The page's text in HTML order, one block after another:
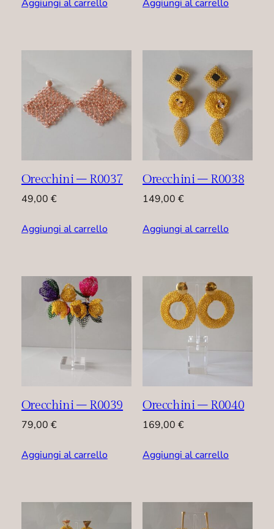
Aggiungi al carrello Aggiungi al carrello
Orecchini – R0037
49,00 €
Aggiungi al carrello
Orecchini – R0038
149,00€
Aggiungi al carrello
Orecchini – R0039
79,00 €
Aggiungi al carrello
Orecchini – R0040
169,00€
Aggiungi al carrello